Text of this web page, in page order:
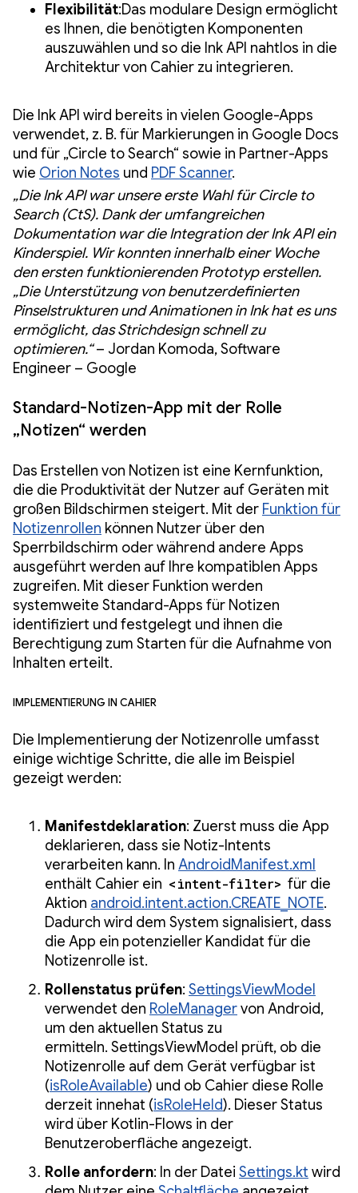
Flexibilität:Das modulare Design ermöglicht
es Ihnen, die benötigten Komponenten
auszuwählen und so die Ink API nahtlos in die
Architektur von Cahier zu integrieren.
Die Ink API wird bereits in vielen Google-Apps
verwendet, z. B. für Markierungen in Google Docs
und für „Circle to Search“ sowie in Partner-Apps
wie Orion Notes und PDF Scanner.
„Die Ink API war unsere erste Wahl für Circle to
Search (CtS). Dank der umfangreichen
Dokumentation war die Integration der Ink API ein
Kinderspiel. Wir konnten innerhalb einer Woche
den ersten funktionierenden Prototyp erstellen.
„Die Unterstützung von benutzerdefinierten
Pinselstrukturen und Animationen in Ink hat es uns
ermöglicht, das Strichdesign schnell zu
optimieren.“– Jordan Komoda, Software
Engineer – Google
Standard-Notizen-App mit der Rolle
„Notizen“ werden
Das Erstellen von Notizen ist eine Kernfunktion,
die die Produktivität der Nutzer auf Geräten mit
großen Bildschirmen steigert. Mit der Funktion für
Notizenrollen können Nutzer über den
Sperrbildschirm oder während andere Apps
ausgeführt werden auf Ihre kompatiblen Apps
zugreifen. Mit dieser Funktion werden
systemweite Standard-Apps für Notizen
identifiziert und festgelegt und ihnen die
Berechtigung zum Starten für die Aufnahme von
Inhalten erteilt.
Implementierung in Cahier
Die Implementierung der Notizenrolle umfasst
einige wichtige Schritte, die alle im Beispiel
gezeigt werden:
Manifestdeklaration: Zuerst muss die App
deklarieren, dass sie Notiz-Intents
verarbeiten kann. In AndroidManifest.xml
enthält Cahier ein <intent-filter> für die
Aktion android.intent.action.CREATE_NOTE.
Dadurch wird dem System signalisiert, dass
die App ein potenzieller Kandidat für die
Notizenrolle ist.
Rollenstatus prüfen: SettingsViewModel
verwendet den RoleManagervon Android,
um den aktuellen Status zu
ermitteln. SettingsViewModel prüft, ob die
Notizenrolle auf dem Gerät verfügbar ist
(isRoleAvailable) und ob Cahier diese Rolle
derzeit innehat (isRoleHeld). Dieser Status
wird über Kotlin-Flows in der
Benutzeroberfläche angezeigt.
Rolle anfordern: In der Datei Settings.kt wird